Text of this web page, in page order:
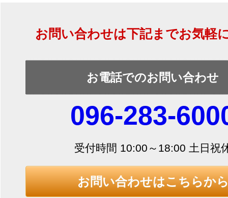
お問い合わせは下記までお気軽
お電話でのお問い合わせ
096-283-
受付時間 10:00～18:00 土日祝
お問い合わせはこちらか